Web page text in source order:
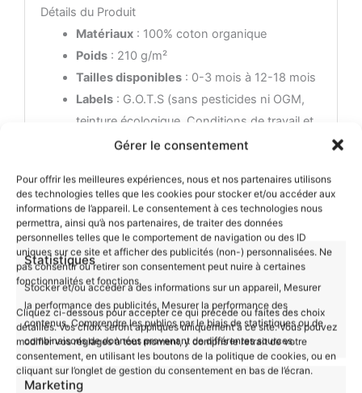
Gérer le consentement
Pour offrir les meilleures expériences, nous et nos partenaires utilisons
des technologies telles que les cookies pour stocker et/ou accéder aux
informations de l’appareil. Le consentement à ces technologies nous
permettra, ainsi qu’à nos partenaires, de traiter des données
personnelles telles que le comportement de navigation ou des ID
uniques sur ce site et afficher des publicités (non-) personnalisées. Ne
pas consentir ou retirer son consentement peut nuire à certaines
fonctionnalités et fonctions.
Cliquez ci-dessous pour accepter ce qui précède ou faites des choix
détaillés. Vos choix seront appliqués uniquement à ce site. Vous pouvez
modifier vos réglages à tout moment, y compris le retrait de votre
consentement, en utilisant les boutons de la politique de cookies, ou en
cliquant sur l’onglet de gestion du consentement en bas de l’écran.
Statistiques
Stocker et/ou accéder à des informations sur un appareil, Mesurer
la performance des publicités, Mesurer la performance des
contenus, Comprendre les publics par le biais de statistiques ou de
combinaisons de données provenant de différentes sources.
Marketing
Détails du Produit
Matériaux: 100% coton organique
Poids: 210 g/m²
Tailles disponibles: 0-3 mois à 12-18 mois
Labels: G.O.T.S (sans pesticides ni OGM,
teinture écologique, Conditions de travail et
salaires décents pour les paysans et les
Entretien: Lavage en machine à froid (max
30°), ne pas repasser sur le visuel, lavage et
repassage sur l’envers
Un Choix Responsable et Durable
En choisissant notrebody bébéBio Les
Mignonimaux avec motif Crocodile, vous soutenez
une production équitable qui garantit des
conditions de travail décentes pour les
producteurs. Ce vêtement est non seulement